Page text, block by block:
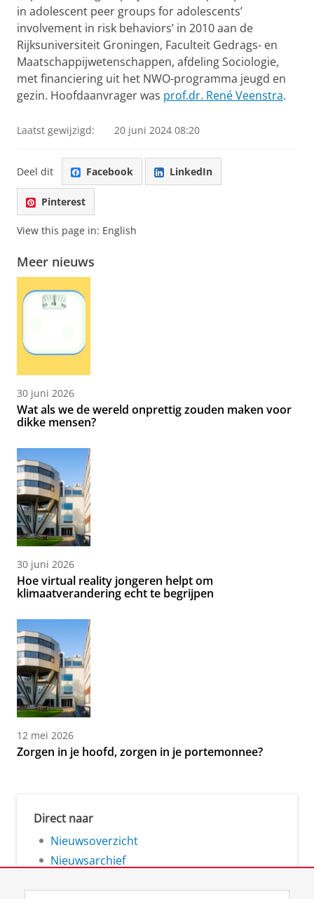
in adolescent peer groups for adolescents’
involvement in risk behaviors’ in 2010 aan de
Rijksuniversiteit Groningen, Faculteit Gedrags- en
Maatschappijwetenschappen, afdeling Sociologie,
met financiering uit het NWO-programma jeugd en
gezin. Hoofdaanvrager was prof.dr. René Veenstra.
Laatst gewijzigd: 20 juni 2024 08:20
Deel dit Facebook LinkedIn
Pinterest
View this page in: English
Meer nieuws
30 juni 2026
Wat als we de wereld onprettig zouden maken voor
dikke mensen?
30 juni 2026
Hoe virtual reality jongeren helpt om
klimaatverandering echt te begrijpen
12 mei 2026
Zorgen in je hoofd, zorgen in je portemonnee?
Direct naar
Nieuwsoverzicht
Nieuwsarchief